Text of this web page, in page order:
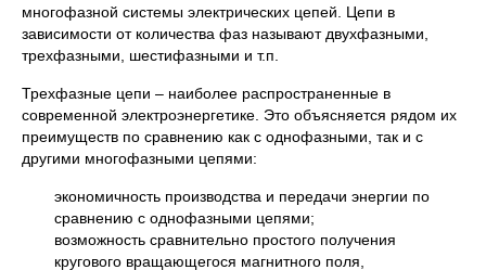
многофазной системы электрических цепей. Цепи в
зависимости от количества фаз называют двухфазными,
трехфазными, шестифазными и т.п.
Трехфазные цепи – наиболее распространенные в
современной электроэнергетике. Это объясняется рядом их
преимуществ по сравнению как с однофазными, так и с
другими многофазными цепями:
экономичность производства и передачи энергии по
сравнению с однофазными цепями;
возможность сравнительно простого получения
кругового вращающегося магнитного поля,